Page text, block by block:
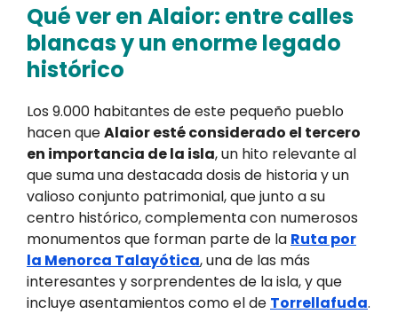
Qué ver en Alaior: entre calles
blancas y un enorme legado
histórico
Los 9.000 habitantes de este pequeño pueblo
hacen queAlaior esté considerado el tercero
en importancia de la isla, un hito relevante al
que suma una destacada dosis de historia y un
valioso conjunto patrimonial, que junto a su
centro histórico, complementa con numerosos
monumentos que forman parte de la Ruta por
la Menorca Talayótica, una de las más
interesantes y sorprendentes de la isla, y que
incluye asentamientos como el de Torrellafuda.